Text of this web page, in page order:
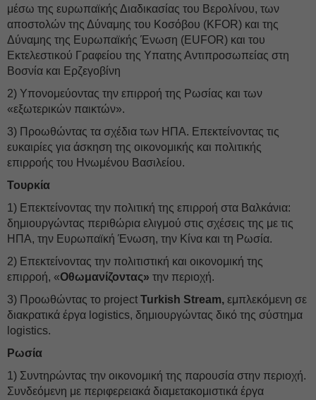
μέσω της ευρωπαϊκής Διαδικασίας του Βερολίνου, των
αποστολών της Δύναμης του Κοσόβου (KFOR) και της
Δύναμης της Ευρωπαϊκής Ένωση (EUFOR) και του
Εκτελεστικού Γραφείου της Υπατης Αντιπροσωπείας στη
Βοσνία και Ερζεγοβίνη
2) Υπονομεύοντας την επιρροή της Ρωσίας και των
«εξωτερικών παικτών».
3) Προωθώντας τα σχέδια των ΗΠΑ. Επεκτείνοντας τις
ευκαιρίες για άσκηση της οικονομικής και πολιτικής
επιρροής του Ηνωμένου Βασιλείου.
Τουρκία
1) Επεκτείνοντας την πολιτική της επιρροή στα Βαλκάνια:
δημιουργώντας περιθώρια ελιγμού στις σχέσεις της με τις
ΗΠΑ, την Ευρωπαϊκή Ένωση, την Κίνα και τη Ρωσία.
2) Επεκτείνοντας την πολιτιστική και οικονομική της
επιρροή, «Οθωμανίζοντας» την περιοχή.
3) Προωθώντας το project Turkish Stream, εμπλεκόμενη σε
διακρατικά έργα logistics, δημιουργώντας δικό της σύστημα
logistics.
Ρωσία
1) Συντηρώντας την οικονομική της παρουσία στην περιοχή.
Συνδεόμενη με περιφερειακά διαμετακομιστικά έργα